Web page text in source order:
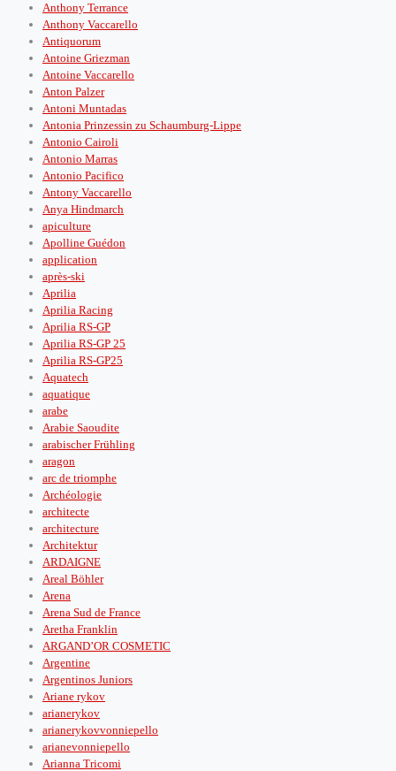
Anthony Terrance
Anthony Vaccarello
Antiquorum
Antoine Griezman
Antoine Vaccarello
Anton Palzer
Antoni Muntadas
Antonia Prinzessin zu Schaumburg-Lippe
Antonio Cairoli
Antonio Marras
Antonio Pacifico
Antony Vaccarello
Anya Hindmarch
apiculture
Apolline Guédon
application
après‑ski
Aprilia
Aprilia Racing
Aprilia RS-GP
Aprilia RS-GP 25
Aprilia RS-GP25
Aquatech
aquatique
arabe
Arabie Saoudite
arabischer Frühling
aragon
arc de triomphe
Archéologie
architecte
architecture
Architektur
ARDAIGNE
Areal Böhler
Arena
Arena Sud de France
Aretha Franklin
ARGAND’OR COSMETIC
Argentine
Argentinos Juniors
Ariane rykov
arianerykov
arianerykovvonniepello
arianevonniepello
Arianna Tricomi